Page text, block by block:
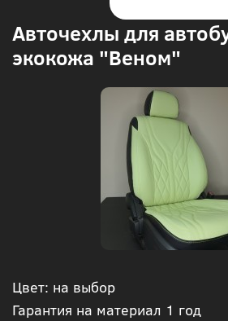
Авточехлы для
экокожа "Веном"
Цвет: на выбор
Гарантия на материал 1 год